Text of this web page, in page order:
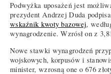
Podwyżka uposażeń jest
prezydent Andrzej Duda
wskaźnik kwoty bazowej,
wynagrodzenie. Wzrósł on z
Nowe stawki wynagrodzeń
wojskowych, korpusów i
minister, wzrosną one o 676